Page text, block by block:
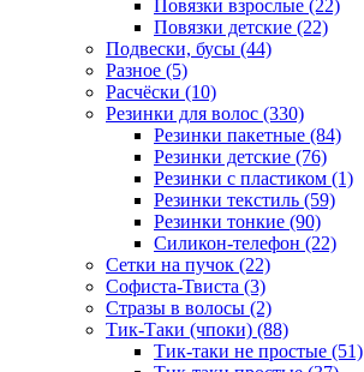
Повязки взрослые (22)
Повязки детские (22)
Подвески, бусы (44)
Разное (5)
Расчёски (10)
Резинки для волос (330)
Резинки пакетные (84)
Резинки детские (76)
Резинки с пластиком (1)
Резинки текстиль (59)
Резинки тонкие (90)
Силикон-телефон (22)
Сетки на пучок (22)
Софиста-Твиста (3)
Стразы в волосы (2)
Тик-Таки (чпоки) (88)
Тик-таки не простые (51)